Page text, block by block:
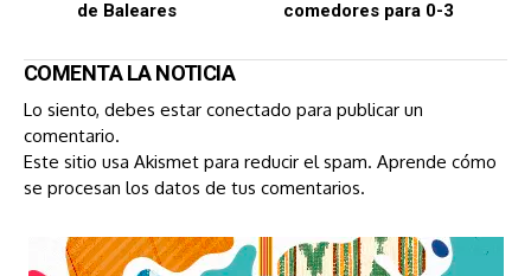
de Baleares
comedores para 0-3
COMENTA LA NOTICIA
Lo siento, debes estar conectado para publicar un
comentario.
Este sitio usa Akismet para reducir el spam. Aprende cómo
se procesan los datos de tus comentarios.